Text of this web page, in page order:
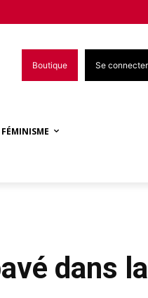
Boutique Se connecter
FÉMINISME
dans